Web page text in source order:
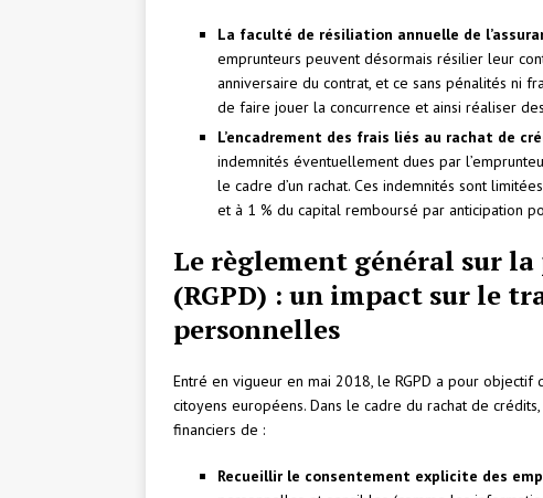
La faculté de résiliation annuelle de
emprunteurs peuvent désormais résilier leur
anniversaire du contrat, et ce sans pénalités ni
de faire jouer la concurrence et ainsi réaliser
L’encadrement des frais liés au rachat de
indemnités éventuellement dues par
le cadre d’un rachat. Ces indemnités sont
et à 1 % du capital remboursé par anticipation
Le règlement général sur
(RGPD) : un impact sur le
personnelles
Entré en vigueur en mai 2018, le RGPD a pour
citoyens européens. Dans le cadre du rachat de
financiers de :
Recueillir le consentement explicite des